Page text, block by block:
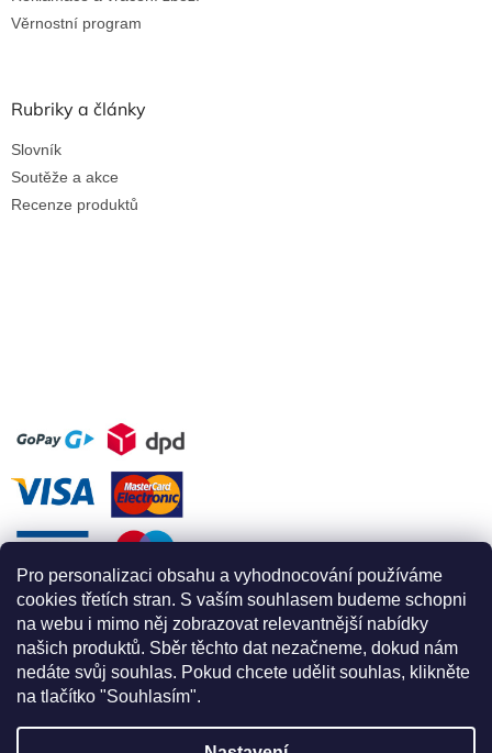
Pro personalizaci obsahu a vyhodnocování používáme
cookies třetích stran. S vaším souhlasem budeme schopni
na webu i mimo něj zobrazovat relevantnější nabídky
našich produktů. Sběr těchto dat nezačneme, dokud nám
nedáte svůj souhlas. Pokud chcete udělit souhlas, klikněte
na tlačítko "Souhlasím".
Věrnostní program
Rubriky a články
Slovník
Soutěže a akce
Recenze produktů